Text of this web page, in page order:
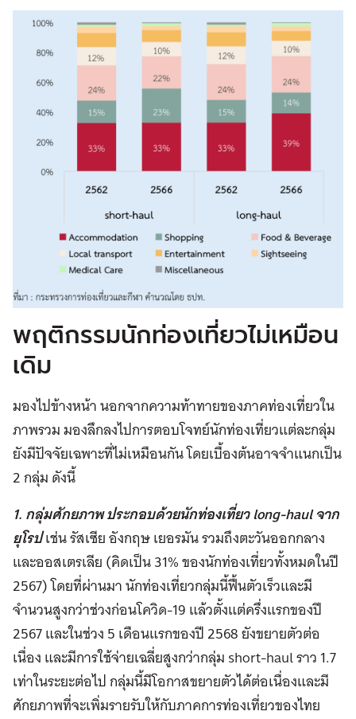
พฤติกรรมนักท่องเที่ยวไม่เหมือน
เดิม
มองไปข้างหน้า นอกจากความท้าทายของภาคท่องเที่ยวใน
ภาพรวม มองลึกลงไปการตอบโจทย์นักท่องเที่ยวแต่ละกลุ่ม
ยังมีปัจจัยเฉพาะที่ไม่เหมือนกัน โดยเบื้องต้นอาจจำแนกเป็น
2 กลุ่ม ดังนี้
1. กลุ่มศักยภาพ ประกอบด้วยนักท่องเที่ยว long-haul จาก
ยุโรปเช่น รัสเซีย อังกฤษ เยอรมัน รวมถึงตะวันออกกลาง
และออสเตรเลีย (คิดเป็น 31% ของนักท่องเที่ยวทั้งหมดในปี
2567) โดยที่ผ่านมา นักท่องเที่ยวกลุ่มนี้ฟื้นตัวเร็วและมี
จำนวนสูงกว่าช่วงก่อนโควิด-19 แล้วตั้งแต่ครึ่งแรกของปี
2567 และในช่วง 5 เดือนแรกของปี 2568ยังขยายตัวต่อ
เนื่อง และมีการใช้จ่ายเฉลี่ยสูงกว่ากลุ่ม short-haul ราว 1.7
เท่าในระยะต่อไป กลุ่มนี้มีโอกาสขยายตัวได้ต่อเนื่องและมี
ศักยภาพที่จะเพิ่มรายรับให้กับภาคการท่องเที่ยวของไทย